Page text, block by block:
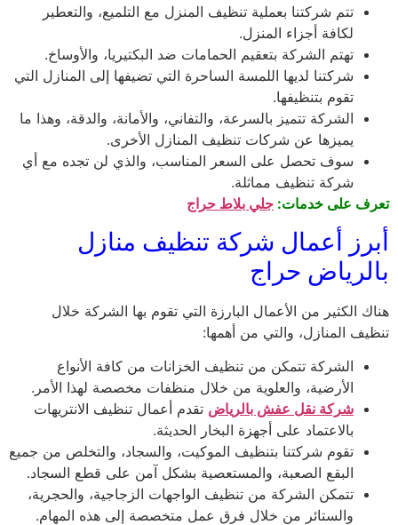
تتم شركتنا بعملية تنظيف المنزل مع التلميع، والتعطير
لكافة أجزاء المنزل.
تهتم الشركة بتعقيم الحمامات ضد البكتيريا، والأوساخ.
شركتنا لديها اللمسة الساحرة التي تضيفها إلى المنازل التي
تقوم بتنظيفها.
الشركة تتميز بالسرعة، والتفاني، والأمانة، والدقة، وهذا ما
يميزها عن شركات تنظيف المنازل الأخرى.
سوف تحصل على السعر المناسب، والذي لن تجده مع أي
شركة تنظيف مماثلة.
تعرف على خدمات: جلي بلاط حراج
أبرز أعمال شركة تنظيف منازل
بالرياض حراج
هناك الكثير من الأعمال البارزة التي تقوم بها الشركة خلال
تنظيف المنازل، والتي من أهمها:
الشركة تتمكن من تنظيف الخزانات من كافة الأنواع
الأرضية، والعلوية من خلال منظفات مخصصة لهذا الأمر.
شركة نقل عفش بالرياض تقدم أعمال تنظيف الانتريهات
بالاعتماد على أجهزة البخار الحديثة.
تقوم شركتنا بتنظيف الموكيت، والسجاد، والتخلص من جميع
البقع الصعبة، والمستعصية بشكل آمن على قطع السجاد.
تتمكن الشركة من تنظيف الواجهات الزجاجية، والحجرية،
والستائر من خلال فرق عمل متخصصة إلى هذه المهام.